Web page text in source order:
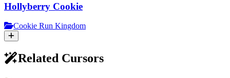
Hollyberry Cookie
Cookie Run Kingdom
Related Cursors